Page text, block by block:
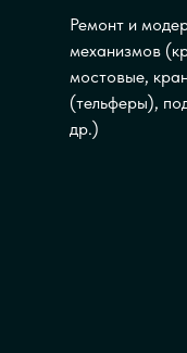
Ремонт и
механизмов
мостовые,
(тельферы),
др.)